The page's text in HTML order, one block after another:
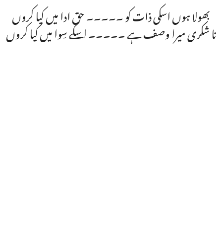
بھولا ہوں اسکی ذات کو ۔۔۔۔۔ حق ادا میں کیا کروں
نا شکری میرا وصف ہے ۔۔۔۔۔ اسکے سِوا میں کیا کروں